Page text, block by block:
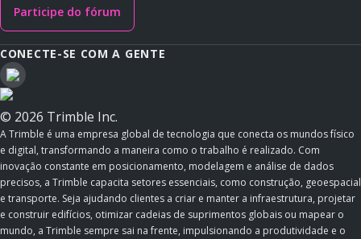
Participe do fórum
CONECTE-SE COM A GENTE
© 2026 Trimble Inc.
A Trimble é uma empresa global de tecnologia que conecta os mundos físico
e digital, transformando a maneira como o trabalho é realizado. Com
inovação constante em posicionamento, modelagem e análise de dados
precisos, a Trimble capacita setores essenciais, como construção, geoespacial
e transporte. Seja ajudando clientes a criar e manter a infraestrutura, projetar
e construir edifícios, otimizar cadeias de suprimentos globais ou mapear o
mundo, a Trimble sempre sai na frente, impulsionando a produtividade e o